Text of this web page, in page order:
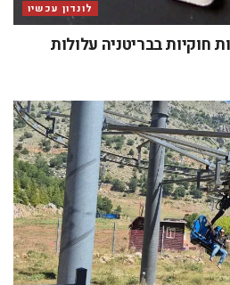
לונדון עכשיו
חוקיות בבריטניה עלולות